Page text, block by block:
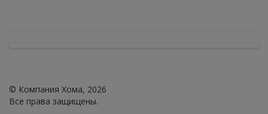
© Компания Хома, 2026
Все права защищены.